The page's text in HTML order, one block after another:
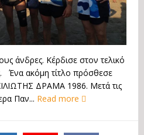
άνδρες. Κέρδισε στον τελικό
Ένα ακόμη τίτλο πρόσθεσε
ΔΡΑΜΑ 1986. Μετά τις
Παν... Read more